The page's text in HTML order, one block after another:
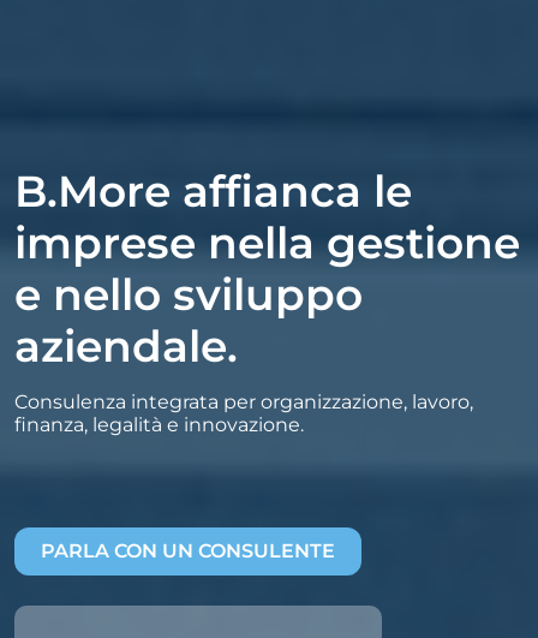
B.More affianca le
imprese nella gestione
e nello sviluppo
aziendale.
Consulenza integrata per organizzazione, lavoro,
finanza, legalità e innovazione.
PARLA CON UN CONSULENTE